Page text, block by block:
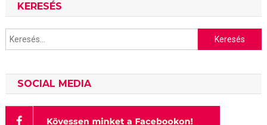
KERESÉS
Keresés:
SOCIAL MEDIA